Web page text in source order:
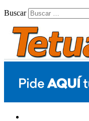
Buscar